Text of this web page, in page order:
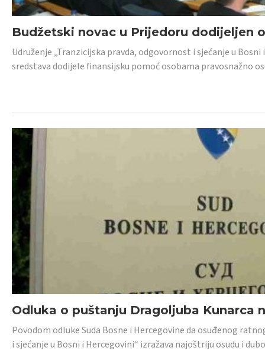
Budžetski novac u Prijedoru dodijeljen
Udruženje „Tranzicijska pravda, odgovornost i sjećanje u
sredstava dodijele finansijsku pomoć osobama pravosnažno
Odluka o puštanju Dragoljuba Kunarca
Povodom odluke Suda Bosne i Hercegovine da osuđenog
i sjećanje u Bosni i Hercegovini“ izražava najoštriju osudu i